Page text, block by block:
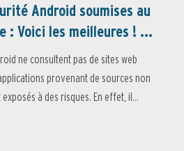
Android soumises au
: Voici les meilleures ! ...
ne consultent pas de sites web
provenant de sources non
à des risques. En effet, il...